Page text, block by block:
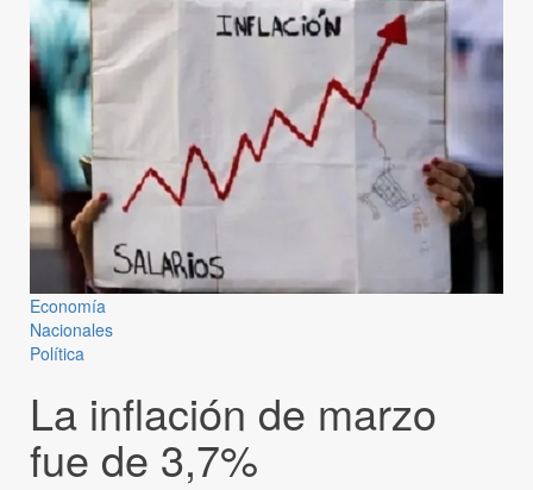
Economía
Nacionales
Política
La inflación de marzo
fue de 3,7%